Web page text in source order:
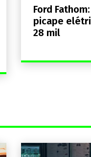
Ford
picape
28 mil